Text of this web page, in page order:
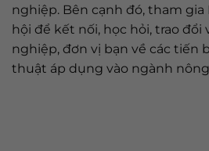
nghiệp. Bên cạnh đó, tham gia
hội để kết nối, học hỏi, trao đổi
nghiệp, đơn vị bạn về các tiến
thuật áp dụng vào ngành